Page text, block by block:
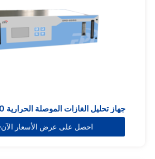
جهاز تحليل الغازات الموصلة الحرارية GRD-2000
احصل على عرض الأسعار الآن